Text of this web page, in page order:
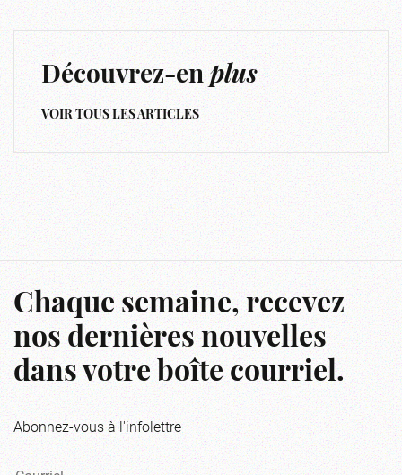
Découvrez-enplus
VOIR TOUS LES ARTICLES
Chaque semaine, recevez
nos dernières nouvelles
dans votre boîte courriel.
Abonnez-vous à l'infolettre